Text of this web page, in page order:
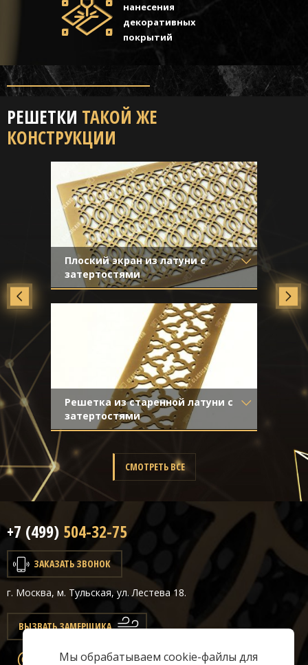
Мы обрабатываем cookie-файлы для
нанесения
декоративных
покрытий
РЕШЕТКИ ТАКОЙ ЖЕ
КОНСТРУКЦИИ
Плоский экран из латуни с
затертостями
Материал- Латунь
Отделка- Старение с эффектом
Решетка из старенной латуни с
затертостями
Материал- Латунь
затёртости
СМОТРЕТЬ ВСЕ
+7 (499) 504-32-75
ЗАКАЗАТЬ ЗВОНОК
г. Москва, м. Тульская, ул. Лестева 18.
ВЫЗВАТЬ ЗАМЕРЩИКА
info@classicair.ru